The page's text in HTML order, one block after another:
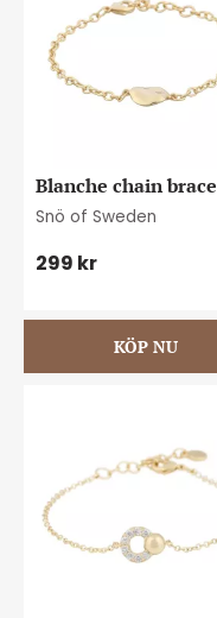
Blanche chain brace
plain g
Snö of Sweden
299 kr